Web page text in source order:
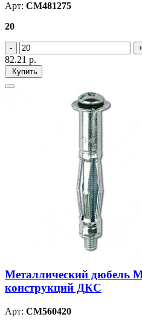
Арт: CM481275
20
82.21 р.
Купить
Металлический дюбель
конструкций ДКС
Арт: CM560420